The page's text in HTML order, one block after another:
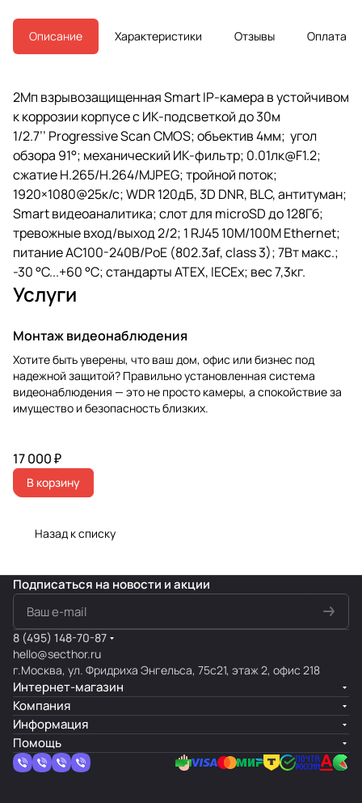
Описание Характеристики Отзывы Оплата
2Мп взрывозащищенная Smart IP-камера в устойчивом
к коррозии корпусе c ИК-подсветкой до 30м
1/2.7’’ Progressive Scan CMOS; объектив 4мм; угол
обзора 91°; механический ИК-фильтр; 0.01лк@F1.2;
сжатие H.265/H.264/MJPEG; тройной поток;
1920×1080@25к/с; WDR 120дБ, 3D DNR, BLC, антитуман;
Smart видеоаналитика; слот для microSD до 128Гб;
тревожные вход/выход 2/2; 1 RJ45 10M/100M Ethernet;
питание АC100-240В/PoE (802.3af, class 3); 7Вт макс.;
-30 °C...+60 °C; стандарты ATEX, IECEx; вес 7,3кг.
Услуги
Монтаж видеонаблюдения
Хотите быть уверены, что ваш дом, офис или бизнес под
надежной защитой? Правильно установленная система
видеонаблюдения — это не просто камеры, а спокойствие за
имущество и безопасность близких.
17 000 ₽
В корзину
Назад к списку
Подписаться на новости и акции
8 (495) 148-70-87
hello@secthor.ru
г.Москва, ул. Фридриха Энгельса, 75с21, этаж 2, офис 218
Интернет-магазин
Компания
Информация
Помощь